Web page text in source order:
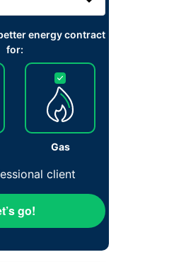
energy contract
for:
Gas
client
go!